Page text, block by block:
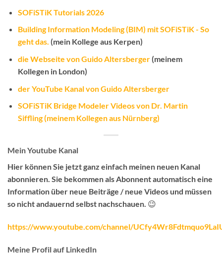
SOFiSTiK Tutorials 2026
Building Information Modeling (BIM) mit SOFiSTiK - So
geht das. (mein Kollege aus Kerpen)
die Webseite von Guido Altersberger(meinem
Kollegen in London)
der YouTube Kanal von Guido Altersberger
SOFiSTiK Bridge Modeler Videos von Dr. Martin
Siffling (meinem Kollegen aus Nürnberg)
Mein Youtube Kanal
Hier können Sie jetzt ganz einfach meinen neuen Kanal
abonnieren. Sie bekommen als Abonnent automatisch eine
Information über neue Beiträge / neue Videos und müssen
so nicht andauernd selbst nachschauen. 😉
https://www.youtube.com/channel/
Meine Profil auf LinkedIn